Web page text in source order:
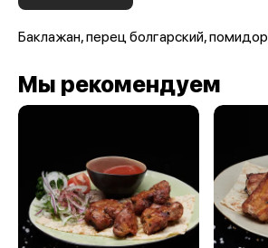
Баклажан, перец болгарский, помидор
Мы рекомендуем